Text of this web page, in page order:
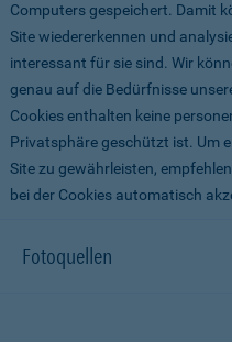
Computers gespeichert. Damit
Site wiedererkennen und
interessant für sie sind. Wir
genau auf die Bedürfnisse
Cookies enthalten keine
Privatsphäre geschützt ist. Um
Site zu gewährleisten,
bei der Cookies automatisch
Fotoquellen